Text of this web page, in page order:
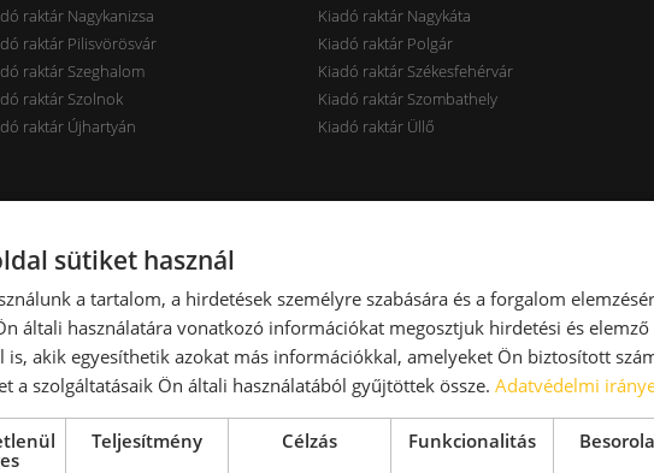
raktár Nagykanizsa Kiadó raktár Nagykáta
raktár Pilisvörösvár Kiadó raktár Polgár
raktár Szeghalom Kiadó raktár Székesfehérvár
raktár Szolnok Kiadó raktár Szombathely
raktár Újhartyán Kiadó raktár Üllő
ár szerint
raktár 7-10 EUR
raktár 10-14 EUR
raktár > 14 EUR
Kiadó raktár 100-300 m2
Kiadó raktár 300-600 m2
Kiadó raktár 600-1000 m2
Kiadó raktár 1000-2000 m2
Kiadó raktár > 2000 m2
sütiket használ
a tartalom, a hirdetések személyre szabására és a forgalom
általi használatára vonatkozó információkat megosztjuk hirdetési és elemző
is, akik egyesíthetik azokat más információkkal, amelyeket Ön biztosított
a szolgáltatásaik Ön általi használatából gyűjtöttek össze. Adatvédelmi
Teljesítmény Célzás Funkcionalitás